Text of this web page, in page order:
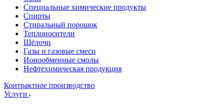
Специальные химические продукты
Спирты
Стиральный порошок
Теплоносители
Щёлочи
Газы и газовые смеси
Ионообменные смолы
Нефтехимическая продукция
Контрактное производство
Услуги